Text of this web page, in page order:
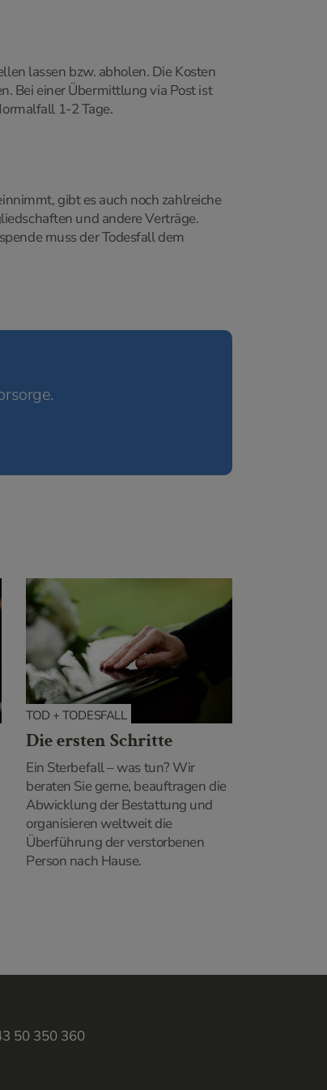
lassen bzw. abholen. Die Kosten
Bei einer Übermittlung via Post ist
1-2 Tage.
gibt es auch noch zahlreiche
und andere Verträge.
muss der Todesfall dem
TOD + TODESFALL
Die ersten Schritte
Ein Sterbefall – was tun? Wir
beraten Sie gerne, beauftragen die
Abwicklung der Bestattung und
organisieren weltweit die
Überführung der verstorbenen
Person nach Hause.
50 350 360